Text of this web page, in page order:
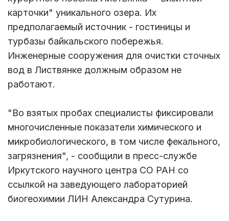
карточки" уникального озера. Их
предполагаемый источник - гостиницы и
турбазы байкальского побережья.
Инженерные сооружения для очистки сточных
вод в Листвянке должным образом не
работают.
"Во взятых пробах специалисты фиксировали
многочисленные показатели химического и
микробиологического, в том числе фекального,
загрязнения", - сообщили в пресс-службе
Иркутского научного центра СО РАН со
ссылкой на заведующего лабораторией
биогеохимии ЛИН Александра Сутурина.